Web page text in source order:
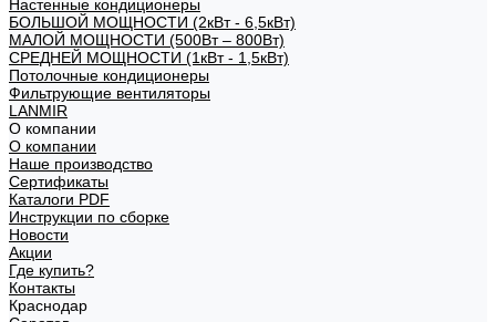
Настенные кондиционеры
БОЛЬШОЙ МОЩНОСТИ (2кВт - 6,5кВт)
МАЛОЙ МОЩНОСТИ (500Вт – 800Вт)
СРЕДНЕЙ МОЩНОСТИ (1кВт - 1,5кВт)
Потолочные кондиционеры
Фильтрующие вентиляторы
LANMIR
О компании
О компании
Наше производство
Сертификаты
Каталоги PDF
Инструкции по сборке
Новости
Акции
Где купить?
Контакты
Краснодар